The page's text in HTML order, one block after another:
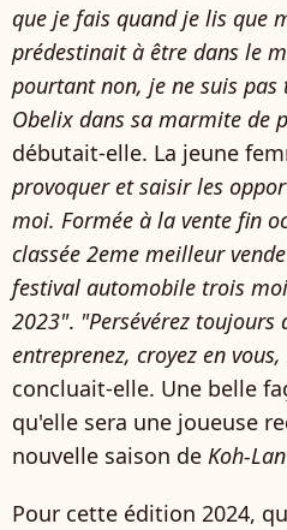
que je fais quand je lis que
prédestinait à être dans le
pourtant non, je ne suis pas
Obelix dans sa marmite de
débutait-elle. La jeune
provoquer et saisir les
moi. Formée à la vente fin
classée 2eme meilleur
festival automobile trois
2023". "Persévérez toujours
entreprenez, croyez en
concluait-elle. Une belle
qu'elle sera une joueuse
nouvelle saison de Koh-
Pour cette édition 2024,